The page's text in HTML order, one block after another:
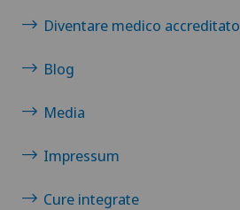
Diventare medico accreditato
Blog
Media
Impressum
Cure integrate